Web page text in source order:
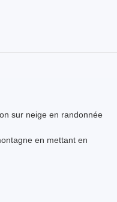
sur neige en randonnée
en mettant en